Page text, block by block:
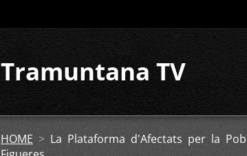
Tramuntana TV
HOME > La Plataforma d'Afectats per la